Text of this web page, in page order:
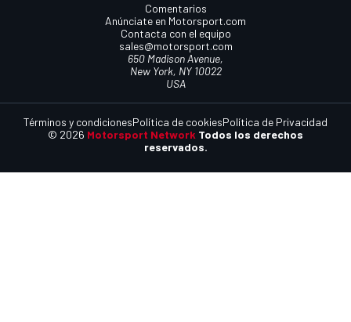
Comentarios
Anúnciate en Motorsport.com
Contacta con el equipo
sales@motorsport.com
650 Madison Avenue,
New York, NY 10022
USA
© 2026 Motorsport Network Todos los derechos
reservados.
Términos y condicionesPolítica de cookiesPolítica de Privacidad